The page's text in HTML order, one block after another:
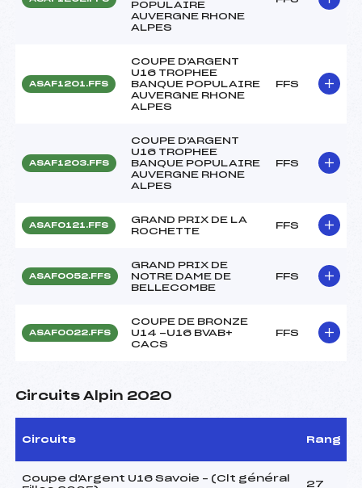
POPULAIRE
AUVERGNE RHONE
ALPES
ASAF1201.FFS
COUPE D'ARGENT
U16 TROPHEE
BANQUE POPULAIRE
AUVERGNE RHONE
ALPES
FFS
ASAF1203.FFS
COUPE D'ARGENT
U16 TROPHEE
BANQUE POPULAIRE
AUVERGNE RHONE
ALPES
FFS
ASAF0121.FFS
GRAND PRIX DE LA
ROCHETTE
FFS
ASAF0052.FFS
GRAND PRIX DE
NOTRE DAME DE
BELLECOMBE
FFS
ASAF0022.FFS
COUPE DE BRONZE
U14 -U16 BVAB+
CACS
FFS
Circuits Alpin 2020
Circuits Rang
Coupe d'Argent U16 Savoie – (Clt général
27